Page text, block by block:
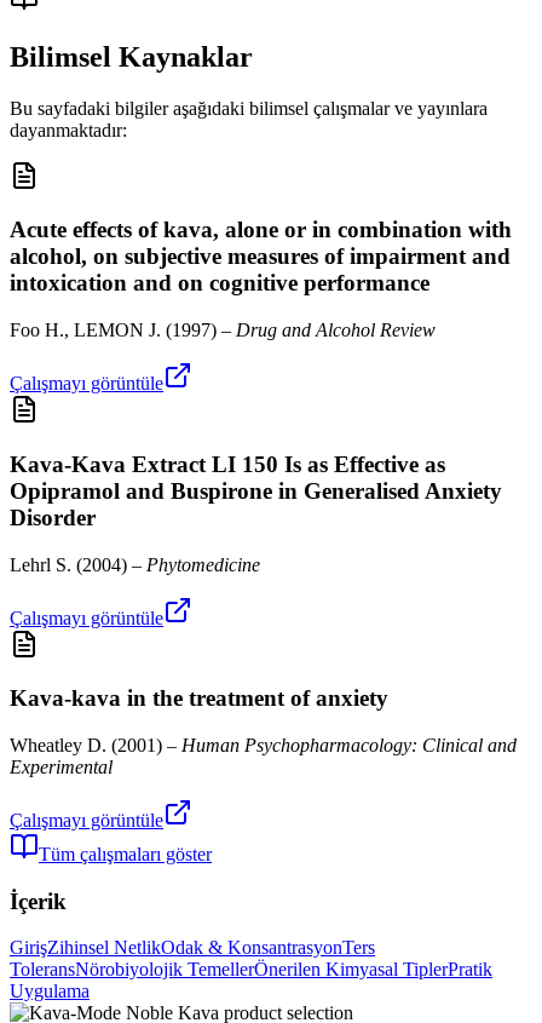
Bilimsel Kaynaklar
Bu sayfadaki bilgiler aşağıdaki bilimsel çalışmalar ve yayınlara
dayanmaktadır:
Acute effects of kava, alone or in combination with
alcohol, on subjective measures of impairment and
intoxication and on cognitive performance
Foo H., LEMON J. (1997) – Drug and Alcohol Review
Çalışmayı görüntüle
Kava-Kava Extract LI 150 Is as Effective as
Opipramol and Buspirone in Generalised Anxiety
Disorder
Lehrl S. (2004) – Phytomedicine
Çalışmayı görüntüle
Kava-kava in the treatment of anxiety
Wheatley D. (2001) – Human Psychopharmacology: Clinical and
Experimental
Çalışmayı görüntüle
Tüm çalışmaları göster
İçerik
GirişZihinsel NetlikOdak & KonsantrasyonTers
ToleransNörobiyolojik TemellerÖnerilen Kimyasal TiplerPratik
Uygulama